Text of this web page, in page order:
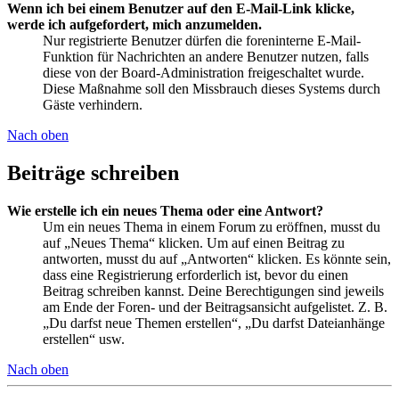
Wenn ich bei einem Benutzer auf den E-Mail-Link klicke,
werde ich aufgefordert, mich anzumelden.
Nur registrierte Benutzer dürfen die foreninterne E-Mail-
Funktion für Nachrichten an andere Benutzer nutzen, falls
diese von der Board-Administration freigeschaltet wurde.
Diese Maßnahme soll den Missbrauch dieses Systems durch
Gäste verhindern.
Nach oben
Beiträge schreiben
Wie erstelle ich ein neues Thema oder eine Antwort?
Um ein neues Thema in einem Forum zu eröffnen, musst du
auf „Neues Thema“ klicken. Um auf einen Beitrag zu
antworten, musst du auf „Antworten“ klicken. Es könnte sein,
dass eine Registrierung erforderlich ist, bevor du einen
Beitrag schreiben kannst. Deine Berechtigungen sind jeweils
am Ende der Foren- und der Beitragsansicht aufgelistet. Z. B.
„Du darfst neue Themen erstellen“, „Du darfst Dateianhänge
erstellen“ usw.
Nach oben